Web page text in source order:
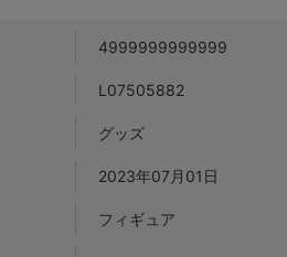
4999999999999
L07505882
グッズ
2023年07月01日
フィギュア